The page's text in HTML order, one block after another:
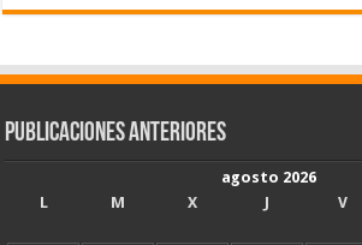
Publicaciones Anteriores
agosto 2026
L
M X J V